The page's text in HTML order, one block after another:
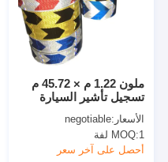
ملون 1.22 م × 45.72 م
تسجيل تأشير السيارة
ملصقات عاكسة لاصق
قوي
الأسعار:negotiable
MOQ:1 لفة
أحصل على آخر سعر